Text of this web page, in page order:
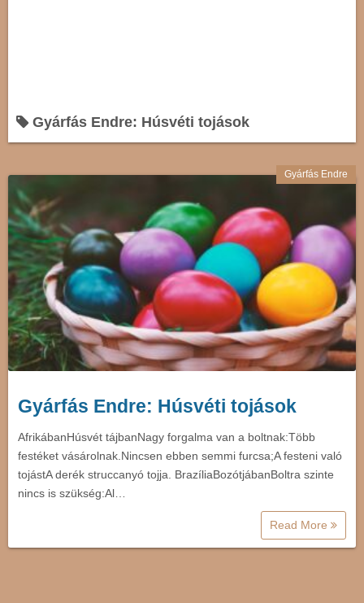
Gyárfás Endre: Húsvéti tojások
Gyárfás Endre
Gyárfás Endre: Húsvéti tojások
AfrikábanHúsvét tájbanNagy forgalma van a boltnak:Több
festéket vásárolnak.Nincsen ebben semmi furcsa;A festeni való
tojástA derék struccanyó tojja. BrazíliaBozótjábanBoltra szinte
nincs is szükség:Al…
Read More